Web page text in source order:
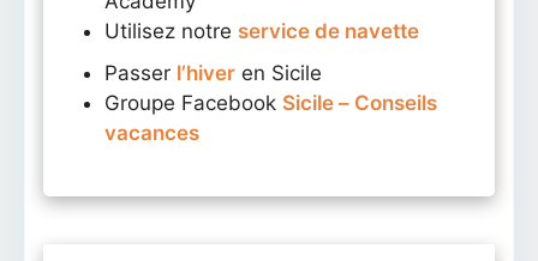
Utilisez notre service de navette
Passer l’hiver en Sicile
Groupe Facebook Sicile – Conseils
vacances